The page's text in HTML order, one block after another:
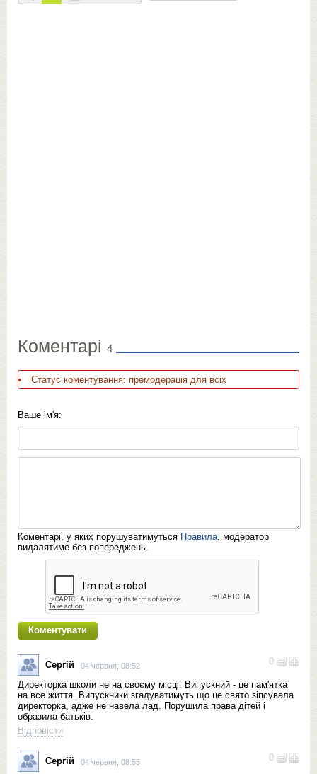
Коментарі 4
Статус коментування: премодерація для всіх
Ваше ім'я:
Коментарі, у яких порушуватимуться Правила , модератор
видалятиме без попереджень.
0
Сергій 04 червня, 08:52
Директорка школи не на своєму місці. Випускний - це пам'ятка
на все життя. Випускники згадуватимуть що це свято зіпсувала
директорка, адже не навела лад. Порушила права дітей і
образила батьків.
Відповісти
0
Сергій 04 червня, 08:55